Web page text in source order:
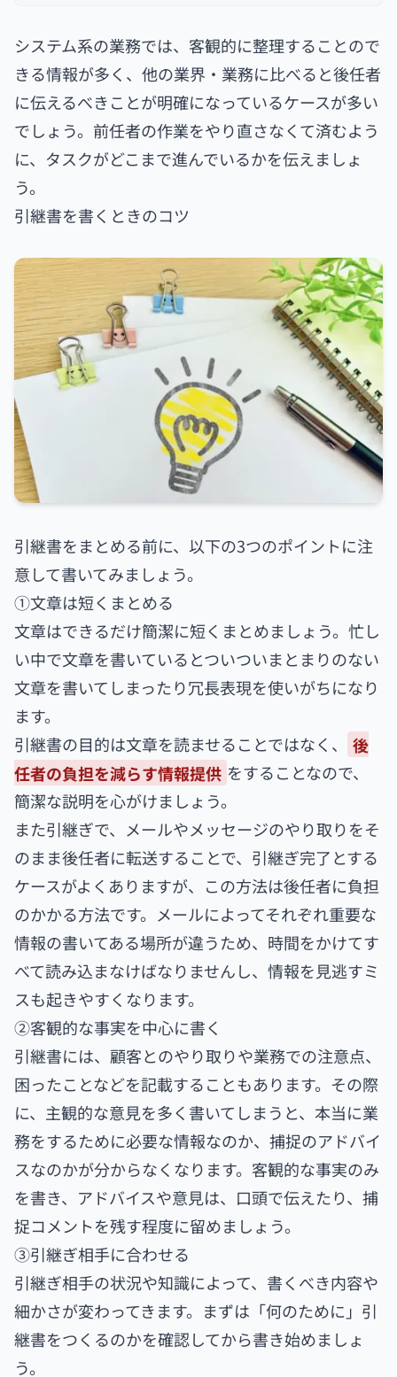
システム系の業務では、客観的に整理することので
きる情報が多く、他の業界・業務に比べると後任者
に伝えるべきことが明確になっているケースが多い
でしょう。前任者の作業をやり直さなくて済むよう
に、タスクがどこまで進んでいるかを伝えましょ
う。
引継書を書くときのコツ
引継書をまとめる前に、以下の3つのポイントに注
意して書いてみましょう。
①文章は短くまとめる
文章はできるだけ簡潔に短くまとめましょう。忙し
い中で文章を書いているとついついまとまりのない
文章を書いてしまったり冗長表現を使いがちになり
ます。
引継書の目的は文章を読ませることではなく、
後
任者の負担を減らす情報提供 をすることなので、
簡潔な説明を心がけましょう。
また引継ぎで、メールやメッセージのやり取りをそ
のまま後任者に転送することで、引継ぎ完了とする
ケースがよくありますが、この方法は後任者に負担
のかかる方法です。メールによってそれぞれ重要な
情報の書いてある場所が違うため、時間をかけてす
べて読み込まなけばなりませんし、情報を見逃すミ
スも起きやすくなります。
②客観的な事実を中心に書く
引継書には、顧客とのやり取りや業務での注意点、
困ったことなどを記載することもあります。その際
に、主観的な意見を多く書いてしまうと、本当に業
務をするために必要な情報なのか、捕捉のアドバイ
スなのかが分からなくなります。客観的な事実のみ
を書き、アドバイスや意見は、口頭で伝えたり、捕
捉コメントを残す程度に留めましょう。
③引継ぎ相手に合わせる
引継ぎ相手の状況や知識によって、書くべき内容や
細かさが変わってきます。まずは「何のために」引
継書をつくるのかを確認してから書き始めましょ
う。